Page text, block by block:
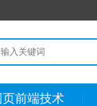
页前端技术